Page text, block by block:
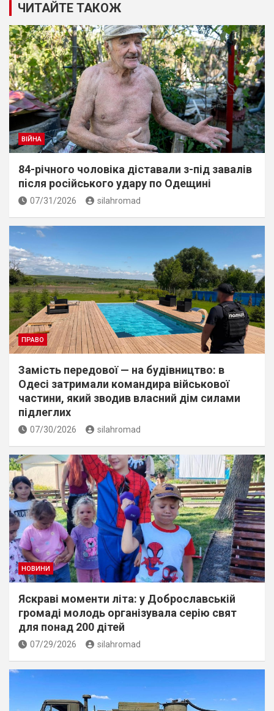
ЧИТАЙТЕ ТАКОЖ
ВІЙНА
84-річного чоловіка діставали з-під завалів
пiсля росiйського удару по Одещині
07/31/2026 silahromad
ПРАВО
Замість передової — на будівництво: в
Одесі затримали командира військової
частини, який зводив власний дім силами
підлеглих
07/30/2026 silahromad
НОВИНИ
Яскраві моменти літа: у Доброславській
громаді молодь організувала серію свят
для понад 200 дітей
07/29/2026 silahromad